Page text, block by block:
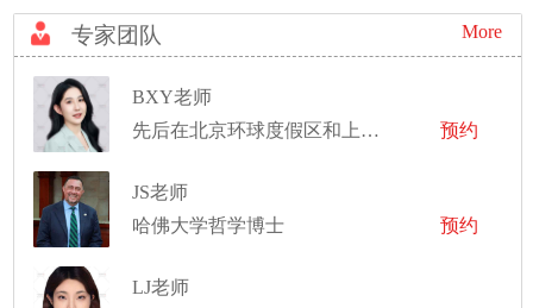
专家团队 More
BXY老师
先后在北京环球度假区和上海迪士尼度假区工作，任职舞台经理
预约
JS老师
哈佛大学哲学博士
预约
LJ老师